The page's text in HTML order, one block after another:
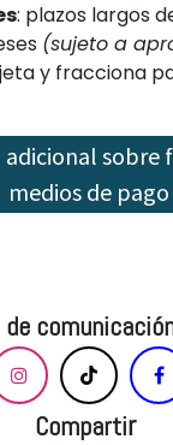
: plazos largos
(sujeto a
y fracciona
sobre
medios de pago
de
Compartir